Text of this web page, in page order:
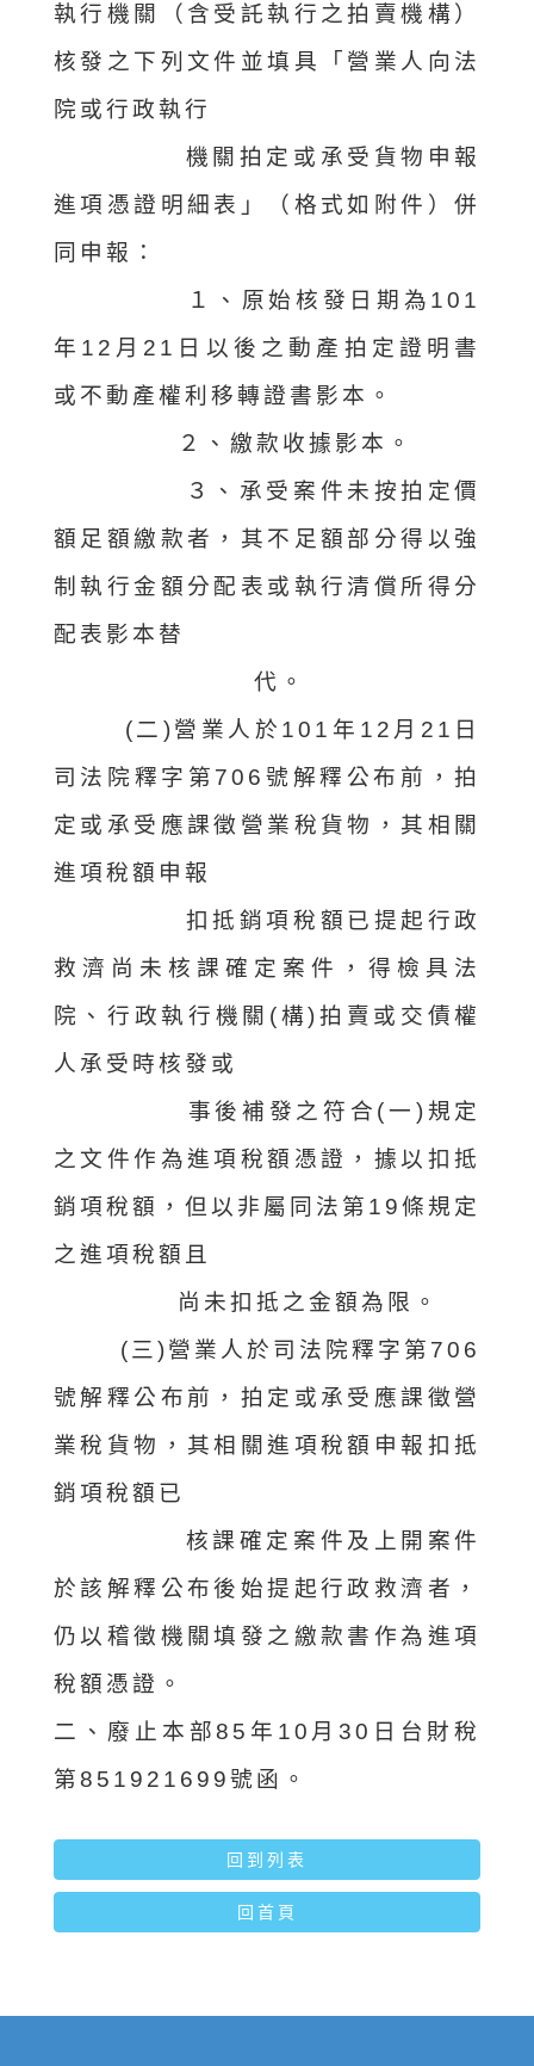
執行機關（含受託執行之拍賣機構）
核發之下列文件並填具「營業人向法
院或行政執行
機 關 拍定或承受貨物申報
進項憑證明細表」（格式如附件）併
同申報：
１、原始核發日期為101
年12月21日以後之動產拍定證明書
或不動產權利移轉證書影本。
２、繳款收據影本。
３、承受案件未按拍定價
額足額繳款者，其不足額部分得以強
制執行金額分配表或執行清償所得分
配表影本替
代。
(二)營業人於101年12月21日
司法院釋字第706號解釋公布前，拍
定或承受應課徵營業稅貨物，其相關
進項稅額申報
扣抵銷項稅額已提起行政
救濟尚未核課確定案件，得檢具法
院、行政執行機關(構)拍賣或交債權
人承受時核發或
事後補發之符合(一)規定
之文件作為進項稅額憑證，據以扣抵
銷項稅額，但以非屬同法第19條規定
之進項稅額且
尚未扣 抵之金額為限。
(三)營業人於司法院釋字第706
號解釋公布前，拍定或承受應課徵營
業稅貨物，其相關進項稅額申報扣抵
銷項稅額已
核課確定案件及上開案件
於該解釋公布後始提起行政救濟者，
仍以稽徵機關填發之繳款書作為進項
稅額憑證。
二、廢止本部85年10月30日台財稅
第851921699號函。
回到列表
回首頁